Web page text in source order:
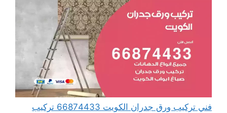
فني تركيب ورق جدران الكويت 66874433 تركيب